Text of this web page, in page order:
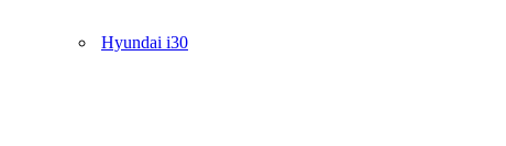
Hyundai i30